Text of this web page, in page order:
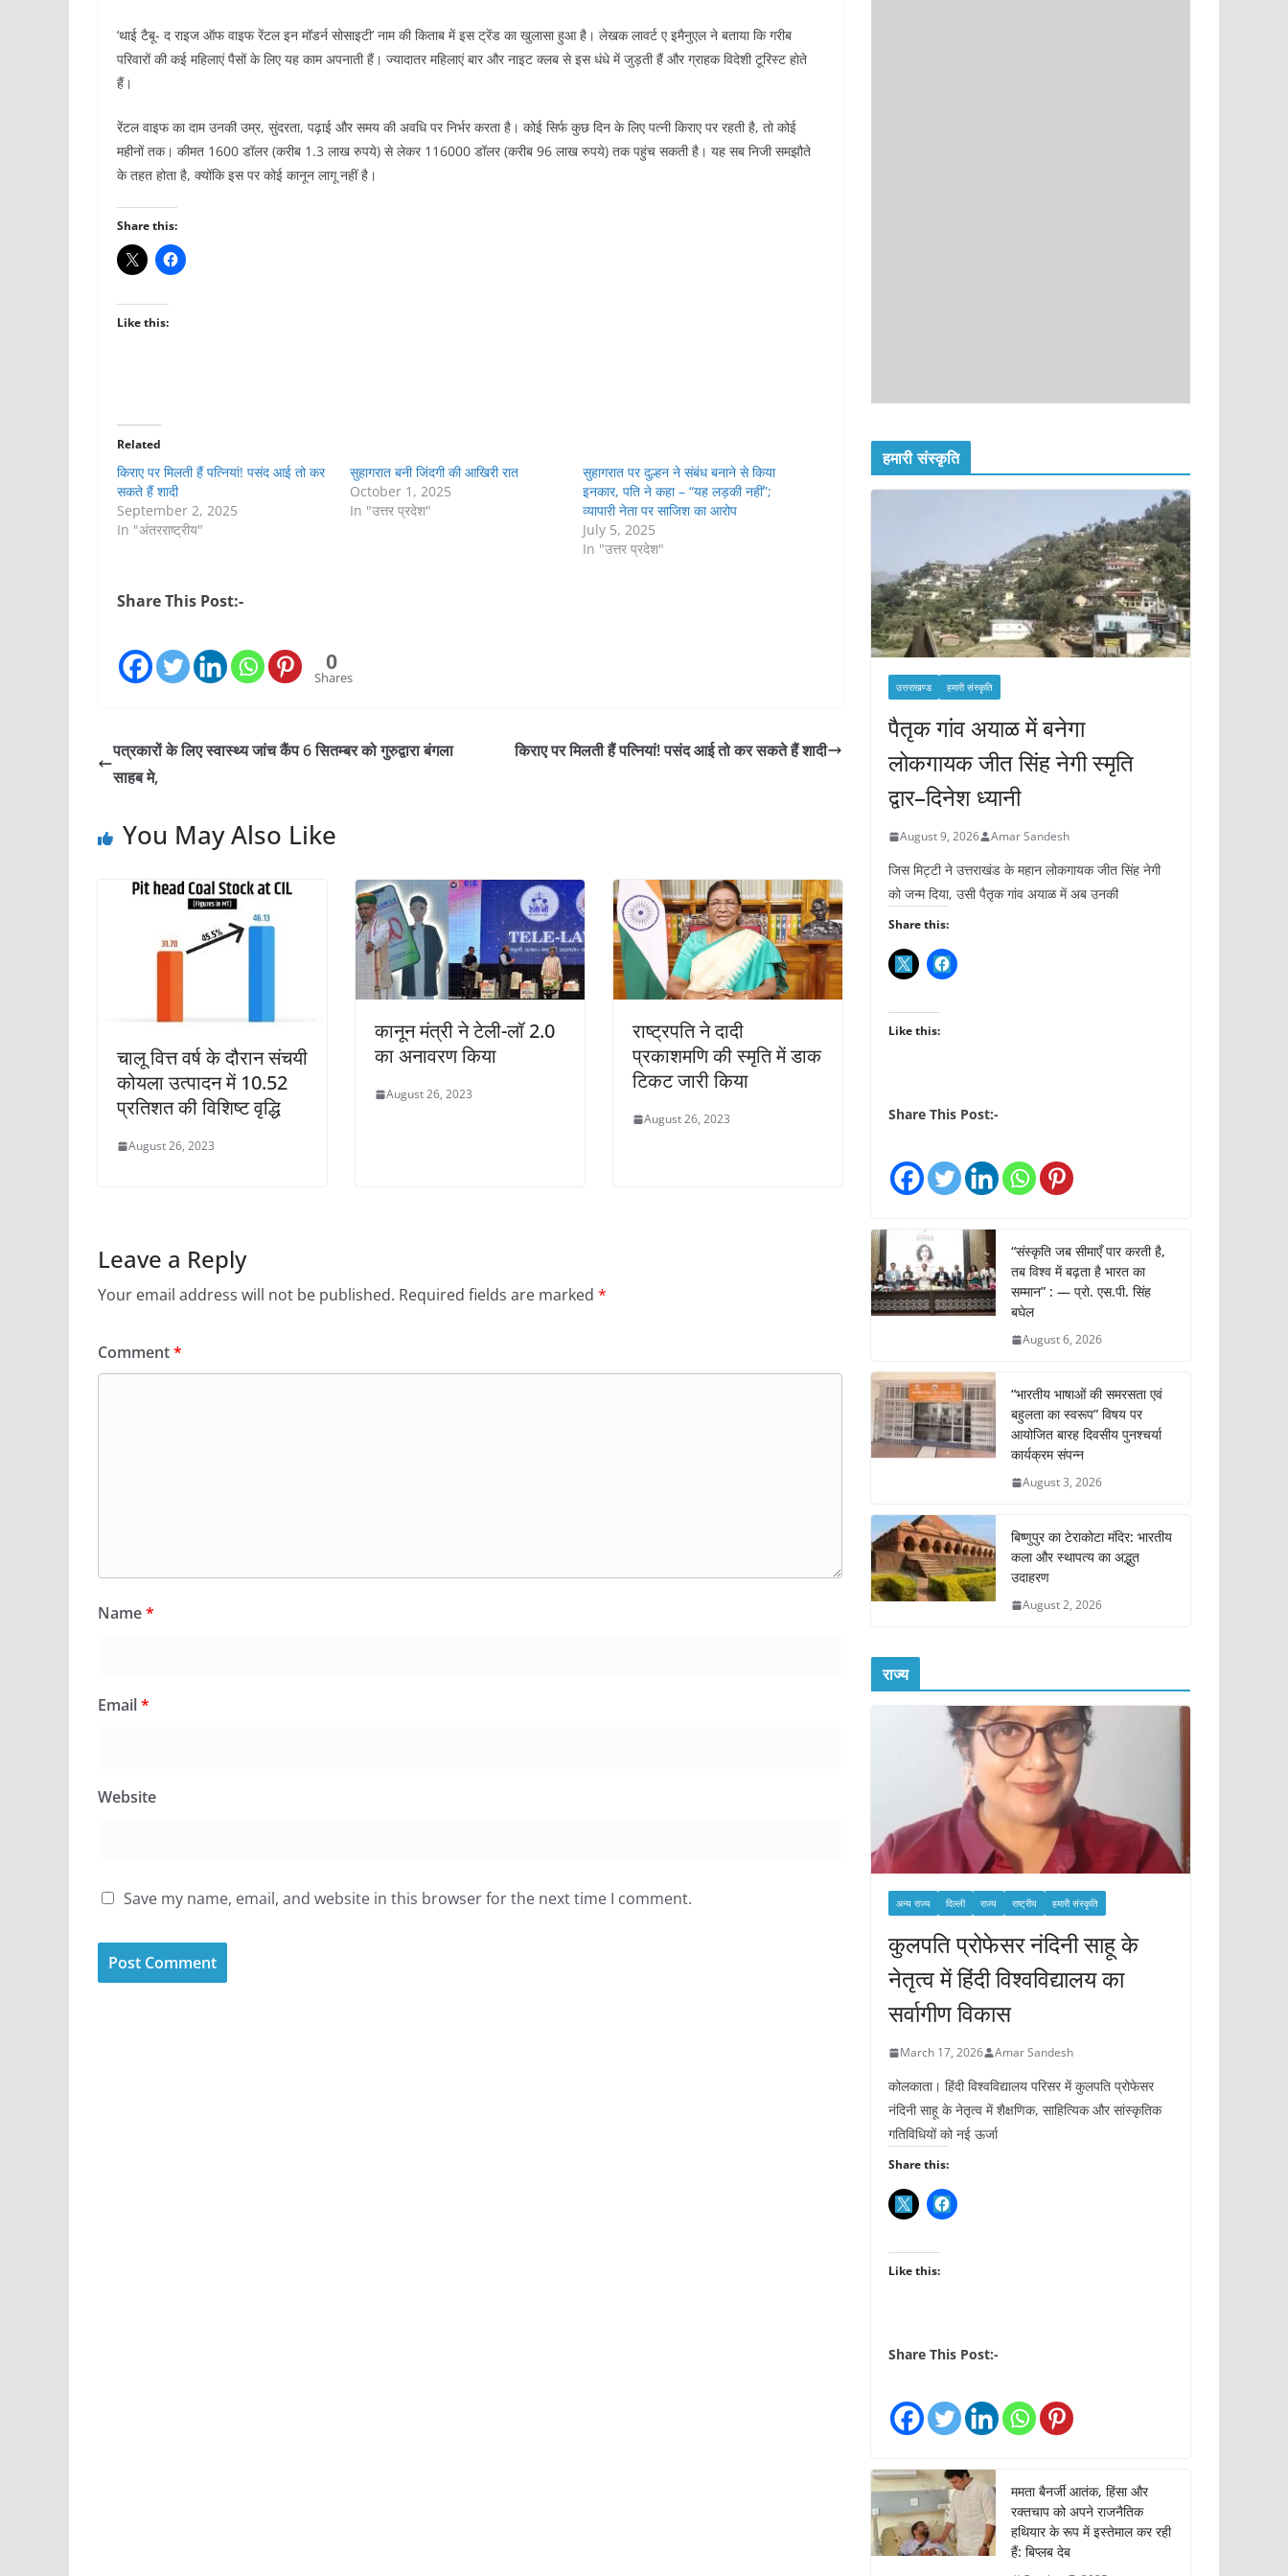
‘थाई टैबू- द राइज ऑफ वाइफ रेंटल इन मॉडर्न सोसाइटी’ नाम की किताब में इस ट्रेंड का खुलासा हुआ है। लेखक लावर्ट ए इमैनुएल ने बताया कि गरीब
परिवारों की कई महिलाएं पैसों के लिए यह काम अपनाती हैं। ज्यादातर महिलाएं बार और नाइट क्लब से इस धंधे में जुड़ती हैं और ग्राहक विदेशी टूरिस्ट होते
हैं।
रेंटल वाइफ का दाम उनकी उम्र, सुंदरता, पढ़ाई और समय की अवधि पर निर्भर करता है। कोई सिर्फ कुछ दिन के लिए पत्नी किराए पर रहती है, तो कोई
महीनों तक। कीमत 1600 डॉलर (करीब 1.3 लाख रुपये) से लेकर 116000 डॉलर (करीब 96 लाख रुपये) तक पहुंच सकती है। यह सब निजी समझौते
के तहत होता है, क्योंकि इस पर कोई कानून लागू नहीं है।
Share this:
Like this:
Related
किराए पर मिलती हैं पत्नियां! पसंद आई तो कर
सकते हैं शादी
September 2, 2025
In "अंतरराष्ट्रीय"
सुहागरात बनी जिंदगी की आखिरी रात
October 1, 2025
In "उत्तर प्रदेश"
सुहागरात पर दुल्हन ने संबंध बनाने से किया
इनकार, पति ने कहा – “यह लड़की नहीं”;
व्यापारी नेता पर साजिश का आरोप
July 5, 2025
In "उत्तर प्रदेश"
Share This Post:-
0
Shares
पत्रकारों के लिए स्वास्थ्य जांच कैंप 6 सितम्बर को गुरुद्वारा बंगला
साहब मे,
किराए पर मिलती हैं पत्नियां! पसंद आई तो कर सकते हैं शादी
You May Also Like
चालू वित्त वर्ष के दौरान संचयी
कोयला उत्पादन में 10.52
प्रतिशत की विशिष्ट वृद्धि
August 26, 2023
कानून मंत्री ने टेली-लॉ 2.0
का अनावरण किया
August 26, 2023
राष्ट्रपति ने दादी
प्रकाशमणि की स्मृति में डाक
टिकट जारी किया
August 26, 2023
Leave a Reply
Your email address will not be published. Required fields are marked *
Comment*
Name*
Email*
Website
Save my name, email, and website in this browser for the next time I comment.
हमारी संस्कृति
उत्तराखण्ड हमारी संस्कृति
पैतृक गांव अयाळ में बनेगा
लोकगायक जीत सिंह नेगी स्मृति
द्वार–दिनेश ध्यानी
August 9, 2026 Amar Sandesh
जिस मिट्टी ने उत्तराखंड के महान लोकगायक जीत सिंह नेगी
को जन्म दिया, उसी पैतृक गांव अयाळ में अब उनकी
Share this:
Like this:
Share This Post:-
“संस्कृति जब सीमाएँ पार करती है,
तब विश्व में बढ़ता है भारत का
सम्मान” : — प्रो. एस.पी. सिंह
बघेल
August 6, 2026
“भारतीय भाषाओं की समरसता एवं
बहुलता का स्वरूप” विषय पर
आयोजित बारह दिवसीय पुनश्चर्या
कार्यक्रम संपन्न
August 3, 2026
बिष्णुपुर का टेराकोटा मंदिर: भारतीय
कला और स्थापत्य का अद्भुत
उदाहरण
August 2, 2026
राज्य
अन्य राज्य दिल्ली राज्य राष्ट्रीय हमारी संस्कृति
कुलपति प्रोफेसर नंदिनी साहू के
नेतृत्व में हिंदी विश्वविद्यालय का
सर्वागीण विकास
March 17, 2026 Amar Sandesh
कोलकाता। हिंदी विश्वविद्यालय परिसर में कुलपति प्रोफेसर
नंदिनी साहू के नेतृत्व में शैक्षणिक, साहित्यिक और सांस्कृतिक
गतिविधियों को नई ऊर्जा
Share this:
Like this:
Share This Post:-
ममता बैनर्जी आतंक, हिंसा और
रक्तचाप को अपने राजनैतिक
हथियार के रूप में इस्तेमाल कर रही
हैं: बिप्लब देब